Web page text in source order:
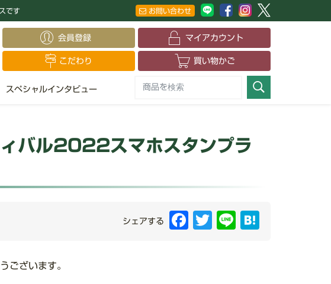
です お問い合わせ
会員登録 マイアカウント
こだわり 買い物かご
スペシャルインタビュー
バル2022スマホスタンプラ
シェアする Facebook
Twitter Line
ございます。